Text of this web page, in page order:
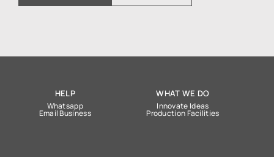
HELP
Whatsapp
Email Business
WHAT WE DO
Innovate Ideas
Production Facilities